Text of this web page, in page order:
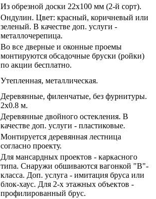
Из обрезной доски 22х100 мм (2-й сорт).
Ондулин. Цвет: красный, коричневый или
зеленый. В качестве доп. услуги -
металлочерепица.
Во все дверные и оконные проемы
монтируются обсадочные бруски (ройки)
по акции бесплатно.
Утепленная, металлическая.
Деревянные, филенчатые, без фурнитуры.
2х0.8 м.
Деревянные двойного остекления. В
качестве доп. услуги - пластиковые.
Монтируется деревянная лестница
согласно проекту.
Для мансардных проектов - каркасного
типа. Снаружи обшиваются вагонкой "В"-
класса. Доп. услуга - имитация бруса или
блок-хаус. Для 2-х этажных объектов -
профилированный брус.